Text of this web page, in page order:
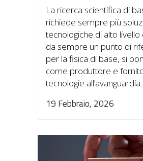
La ricerca scientifica di
richiede sempre più
tecnologiche di alto livello
da sempre un punto di
per la fisica di base, si
come produttore e
tecnologie
19 Febbraio, 2026